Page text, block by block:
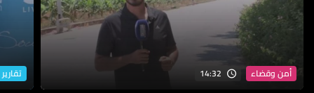
أمن وقضاء 14:32